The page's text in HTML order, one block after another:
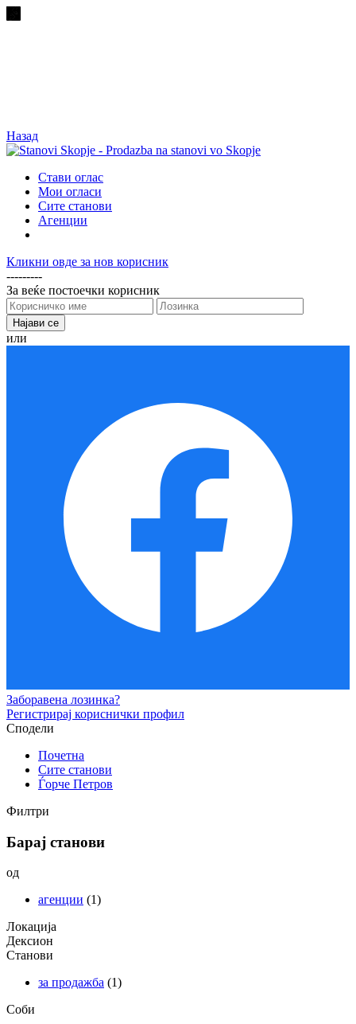
Назад
Стави оглас
Мои огласи
Сите станови
Агенции
Кликни овде за нов корисник
---------
За веќе постоечки корисник
или
Заборавена лозинка?
Регистрирај кориснички профил
Сподели
Почетна
Сите станови
Ѓорче Петров
Филтри
Барај станови
од
агенции (1)
Локација
Дексион
Станови
за продажба (1)
Соби